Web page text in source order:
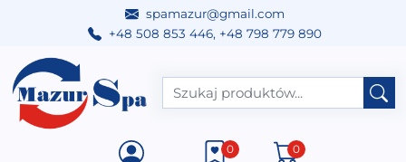
spamazur@gmail.com
+48 508 853 446, +48 798 779 890
Przejdź do treści
Main Navigation
0
0